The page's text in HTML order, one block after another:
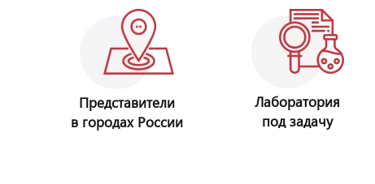
Представители
в городах России
Лаборатория
под задачу